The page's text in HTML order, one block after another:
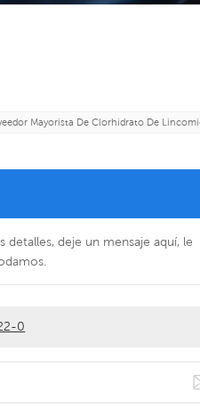
Mayorista De Clorhidrato De
deje un mensaje aquí, le
0